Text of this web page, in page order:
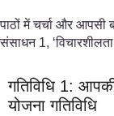
पाठों में चर्चा और आपसी
संसाधन 1,
गतिविधि 1:
योजना गतिविधि